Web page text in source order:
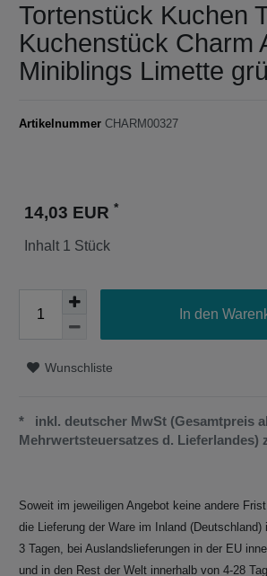
Tortenstück Kuchen
Kuchenstück Charm
Miniblings Limette
Artikelnummer CHARM00327
14,03 EUR *
Inhalt 1 Stück
In den
Wunschliste
* inkl. deutscher MwSt (Gesamtpreis
Mehrwertsteuersatzes d. Lieferlandes)
Soweit im jeweiligen Angebot keine andere
die Lieferung der Ware im Inland (Deutschland)
3 Tagen, bei Auslandslieferungen in der EU
und in den Rest der Welt innerhalb von 4-28